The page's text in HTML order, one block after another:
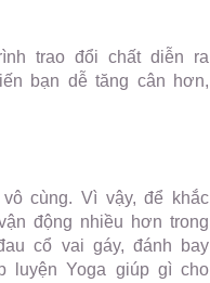
trao đổi chất diễn ra
bạn dễ tăng cân hơn,
cùng. Vì vậy, để khắc
động nhiều hơn trong
cổ vai gáy, đánh bay
luyện Yoga giúp gì cho